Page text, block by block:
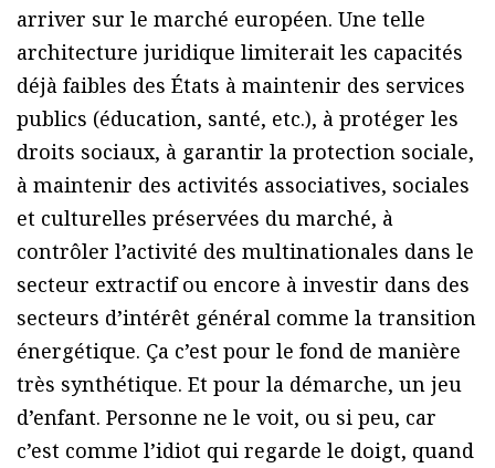
arriver sur le marché européen. Une telle
architecture juridique limiterait les capacités
déjà faibles des États à maintenir des services
publics (éducation, santé, etc.), à protéger les
droits sociaux, à garantir la protection sociale,
à maintenir des activités associatives, sociales
et culturelles préservées du marché, à
contrôler l’activité des multinationales dans le
secteur extractif ou encore à investir dans des
secteurs d’intérêt général comme la transition
énergétique. Ça c’est pour le fond de manière
très synthétique. Et pour la démarche, un jeu
d’enfant. Personne ne le voit, ou si peu, car
c’est comme l’idiot qui regarde le doigt, quand